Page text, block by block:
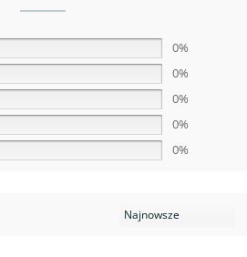
0%
0%
0%
0%
0%